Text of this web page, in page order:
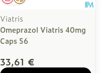
Viatris
Omeprazol Viatris 40mg
Caps 56
33,61 €